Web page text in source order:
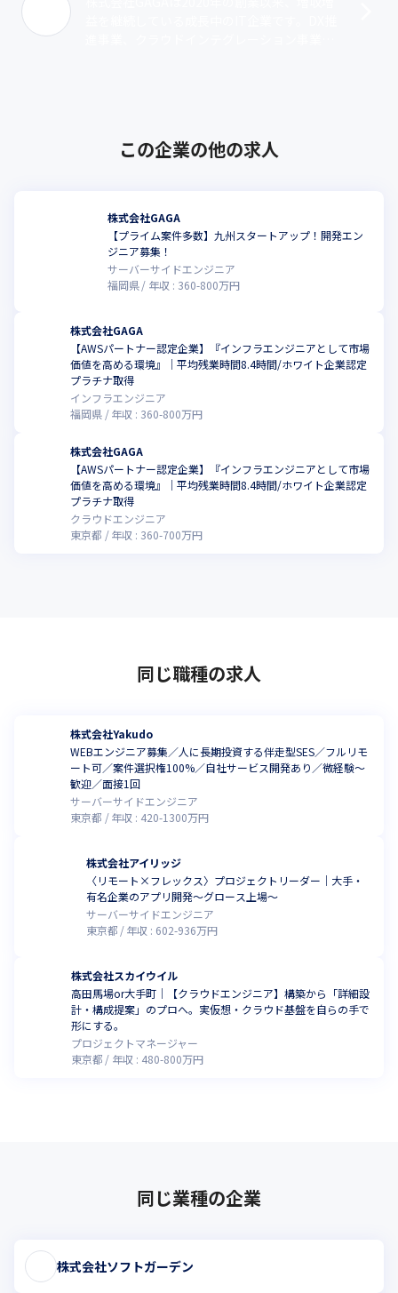
この企業の他の求人
株式会社GAGA
【プライム案件多数】九州スタートアップ！開発エン
ジニア募集！
サーバーサイドエンジニア
福岡県
年収 : 360-800万円
株式会社GAGA
【AWSパートナー認定企業】『インフラエンジニアとして市場
価値を高める環境』｜平均残業時間8.4時間/ホワイト企業認定
プラチナ取得
インフラエンジニア
福岡県
年収 : 360-800万円
株式会社GAGA
【AWSパートナー認定企業】『インフラエンジニアとして市場
価値を高める環境』｜平均残業時間8.4時間/ホワイト企業認定
プラチナ取得
クラウドエンジニア
東京都
年収 : 360-700万円
同じ職種の求人
株式会社Yakudo
WEBエンジニア募集／人に長期投資する伴走型SES／フルリモ
ート可／案件選択権100%／自社サービス開発あり／微経験〜
歓迎／面接1回
サーバーサイドエンジニア
東京都
年収 : 420-1300万円
株式会社アイリッジ
〈リモート×フレックス〉プロジェクトリーダー｜大手・
有名企業のアプリ開発～グロース上場～
サーバーサイドエンジニア
東京都
年収 : 602-936万円
株式会社スカイウイル
高田馬場or大手町｜【クラウドエンジニア】構築から「詳細設
計・構成提案」のプロへ。実仮想・クラウド基盤を自らの手で
形にする。
プロジェクトマネージャー
東京都
年収 : 480-800万円
同じ業種の企業
株式会社ソフトガーデン